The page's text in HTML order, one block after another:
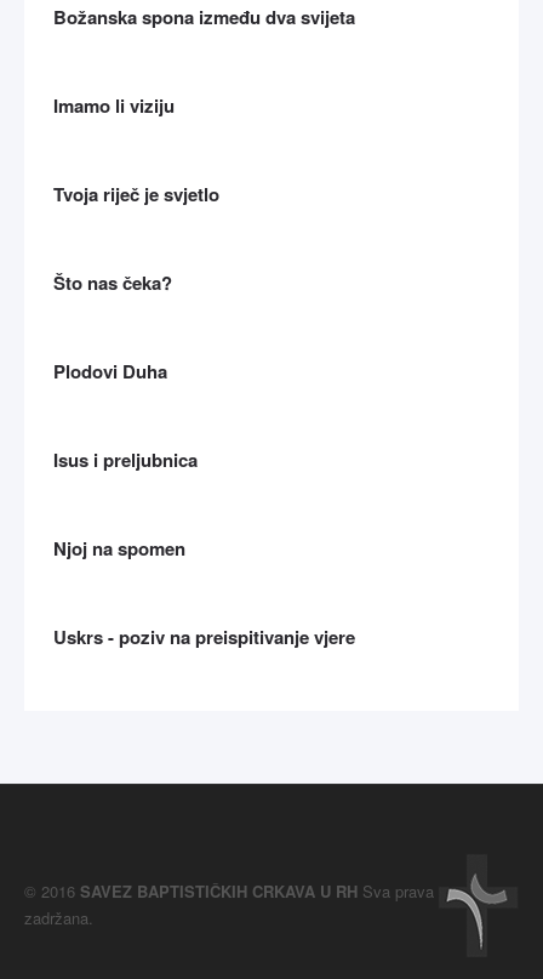
Božanska spona između dva svijeta
Imamo li viziju
Tvoja riječ je svjetlo
Što nas čeka?
Plodovi Duha
Isus i preljubnica
Njoj na spomen
Uskrs - poziv na preispitivanje vjere
© 2016 SAVEZ BAPTISTIČKIH CRKAVA U RH Sva prava
zadržana.